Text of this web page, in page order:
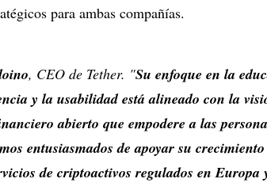
para ambas compañías.
, CEO de Tether. "Su enfoque en la
y la usabilidad está alineado con la
abierto que empodere a las
entusiasmados de apoyar su
de criptoactivos regulados en Europa